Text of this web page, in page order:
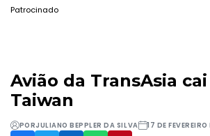
Patrocinado
Avião da TransAsia
Taiwan
PORJULIANO BEPPLER DA SILVA 17 DE